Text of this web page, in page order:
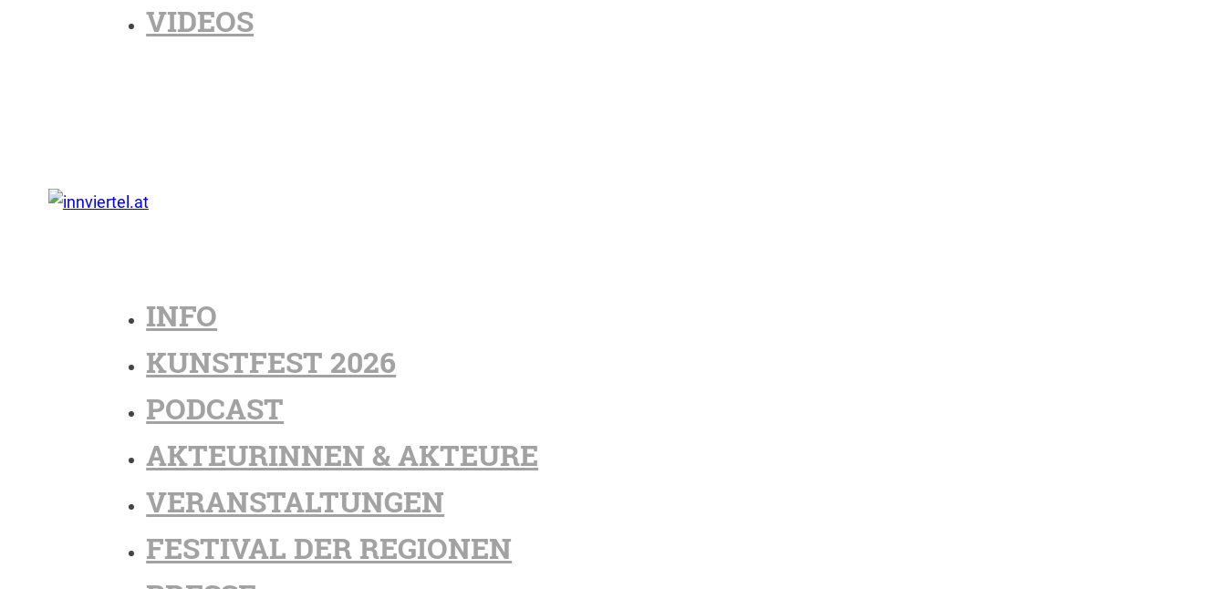
VIDEOS
INFO
KUNSTFEST 2026
PODCAST
AKTEURINNEN & AKTEURE
VERANSTALTUNGEN
FESTIVAL DER REGIONEN